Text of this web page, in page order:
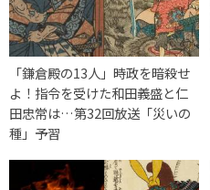
「鎌倉殿の13人」時政を暗殺せ
よ！指令を受けた和田義盛と仁
田忠常は…第32回放送「災いの
種」予習